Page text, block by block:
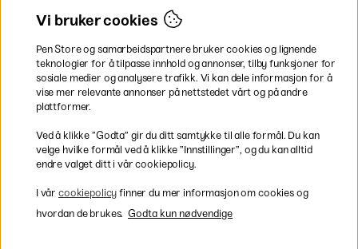
* Spesifikkefraktvilkårgjelder for
voluminøse varer.
Rask og smidig levering
Vi bruker cookies
Pen Store og samarbeidspartnere bruker cookies og lignende
teknologier for å tilpasse innhold og annonser, tilby funksjoner for
sosiale medier og analysere trafikk. Vi kan dele informasjon for å
vise mer relevante annonser på nettstedet vårt og på andre
plattformer.
Ved å klikke ”Godta” gir du ditt samtykke til alle formål. Du kan
velge hvilke formål ved å klikke ”Innstillinger”, og du kan alltid
endre valget ditt i vår cookiepolicy.
I vår cookiepolicy finner du mer informasjon om cookies og
hvordan de brukes. Godta kun nødvendige